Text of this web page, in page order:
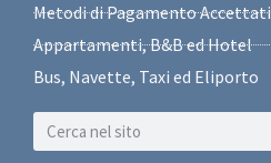
Metodi di Pagamento Accettati
Appartamenti, B&B ed Hotel
Bus, Navette, Taxi ed Eliporto